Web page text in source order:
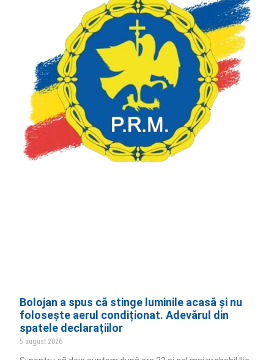
Bolojan a spus că stinge luminile acasă și nu
folosește aerul condiționat. Adevărul din
spatele declarațiilor
5 august 2026